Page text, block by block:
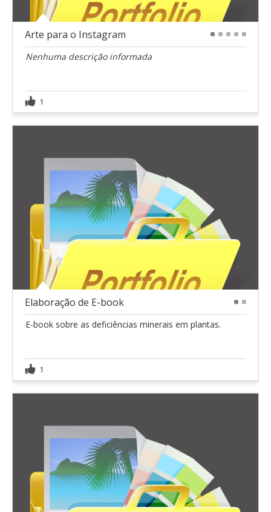
Arte para o Instagram
Nenhuma descrição informada
1
Elaboração de E-book
E-book sobre as deficiências minerais em plantas.
1